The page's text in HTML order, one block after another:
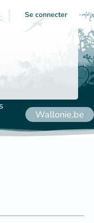
Se connecter
Wallonie.be